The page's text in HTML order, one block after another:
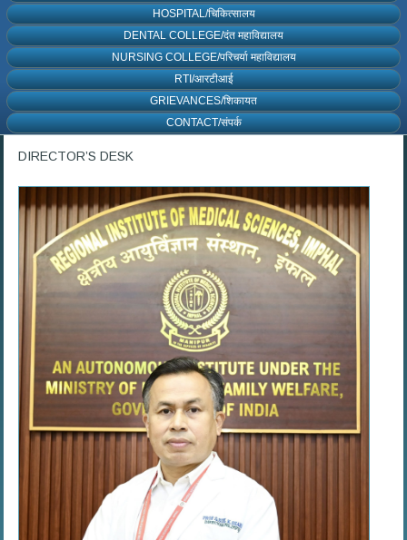
HOSPITAL/चिकित्सालय
DENTAL COLLEGE/दंत महाविद्यालय
NURSING COLLEGE/परिचर्या महाविद्यालय
RTI/आरटीआई
GRIEVANCES/शिकायत
CONTACT/संपर्क
DIRECTOR’S DESK